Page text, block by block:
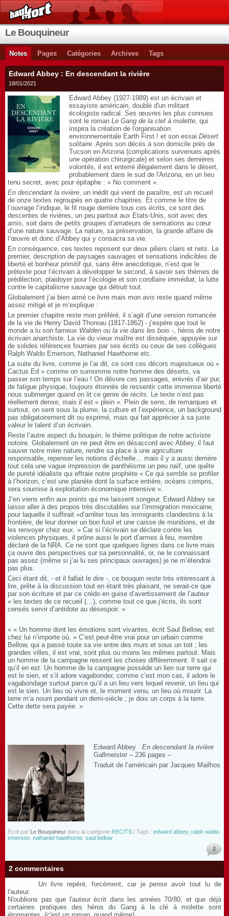
Le Bouquineur
Notes Pages Catégories Archives Tags
Edward Abbey : En descendant la rivière
18/01/2021
Edward Abbey (1927-1989) est un écrivain et
essayiste américain, doublé d'un militant
écologiste radical. Ses œuvres les plus connues
sont le romanLe Gang de la clef à molette, qui
inspira la création de l'organisation
environnementale Earth First ! et son essaiDésert
solitaire. Après son décès à son domicile près de
Tucson en Arizona (complications survenues après
une opération chirurgicale) et selon ses dernières
volontés, il est enterré illégalement dans le désert,
probablement dans le sud de l'Arizona, en un lieu
tenu secret, avec pour épitaphe : « No comment ».
En descendant la rivière, un inédit qui vient de paraître, est un recueil
de onze textes regroupés en quatre chapitres. Et comme le titre de
l’ouvrage l’indique, le fil rouge derrière tous ces écrits, ce sont des
descentes de rivières, un peu partout aux Etats-Unis, soit avec des
amis, soit dans de petits groupes d’amateurs de sensations au cœur
d’une nature sauvage. La nature, sa préservation, la grande affaire de
l’œuvre et donc d’Abbey qui y consacra sa vie.
En conséquence, ces textes reposent sur deux piliers clairs et nets. Le
premier, description de paysages sauvages et sensations indicibles de
liberté et bonheur primitif qui, sans être anecdotique, n’est que le
prétexte pour l’écrivain à développer le second, à savoir ses thèmes de
prédilection, plaidoyer pour l’écologie et son corollaire immédiat, la lutte
contre le capitalisme sauvage qui détruit tout.
Globalement j’ai bien aimé ce livre mais mon avis reste quand même
assez mitigé et je m’explique :
Le premier chapitre reste mon préféré, il s’agit d’une version romancée
de la vie de Henry David Thoreau (1817-1862) - j’espère que tout le
monde a lu son fameux Walden ou la vie dans les bois -, héros de notre
écrivain anarchiste. La vie du vieux maître est disséquée, appuyée sur
de solides références fournies par ses écrits ou ceux de ses collègues
Ralph Waldo Emerson, Nathaniel Hawthorne etc.
La suite du livre, comme je l’ai dit, ce sont ces décors majestueux où «
Cactus Ed » comme on surnomme notre homme des déserts, va
passer son temps sur l’eau ! On dévore ces passages, enivrés d’air pur,
de fatigue physique, toujours étonnés de ressentir cette immense liberté
nous submerger quand on lit ce genre de récits. Le texte n’est pas
réellement dense, mais il est « plein ». Plein de sens, de remarques et
surtout, on sent sous la plume, la culture et l’expérience, un background
pas obligatoirement dit ou exprimé, mais qui fait apprécier à sa juste
valeur le talent d’un écrivain.
Reste l’autre aspect du bouquin, le thème politique de notre activiste
notoire. Globalement on ne peut être en désaccord avec Abbey, il faut
sauver notre mère nature, rendre sa place à une agriculture
responsable, repenser les notions d’échelle… mais il y a aussi derrière
tout cela une vague impression de panthéisme un peu naïf, une quête
de pureté idéaliste qui effraie notre prophète « Ce qui semble se profiler
à l’horizon, c’est une planète dont la surface entière, océans compris,
sera soumise à exploitation économique intensive ».
J’en viens enfin aux points qui me laissent songeur, Edward Abbey se
laisse aller à des propos très discutables sur l’immigration mexicaine,
pour laquelle il suffirait «d’arrêter tous les immigrants clandestins à la
frontière, de leur donner un bon fusil et une caisse de munitions, et de
les renvoyer chez eux. » Car si l’écrivain se déclare contre les
violences physiques, il prône aussi le port d’armes à feu, membre
déclaré de la NRA. Ce ne sont que quelques lignes dans ce livre mais
ça ouvre des perspectives sur sa personnalité, or, ne le connaissant
pas assez (même si j’ai lu ses principaux ouvrages) je ne m’étendrai
pas plus.
Ceci étant dit, - et il fallait le dire -, ce bouquin reste très intéressant à
lire, prête à la discussion tout en étant très plaisant, ne serait-ce que
par son écriture et par ce crédo en guise d’avertissement de l’auteur
« les textes de ce recueil (…), comme tout ce que j’écris, ils sont
censés servir d’antidote au désespoir. »
« « Un homme dont les émotions sont vivantes, écrit Saul Bellow, est
chez lui n’importe où. » C’est peut-être vrai pour un urbain comme
Bellow, qui a passé toute sa vie entre des murs et sous un toit ; les
grandes villes, il est vrai, sont plus ou moins les mêmes partout. Mais
un homme de la campagne ressent les choses différemment. Il sait ce
qu’il en est. Un homme de la campagne possède un lien sur terre qui
est le sien, et s’il adore vagabonder, comme c’est mon cas, il adore le
vagabondage surtout parce qu’il a un lieu vers lequel revenir, un lieu qui
est le sien. Un lieu où vivre et, le moment venu, un lieu où mourir. La
terre m’a nourri pendant un demi-siècle ; je dois un corps à la terre.
Cette dette sera payée. »
Edward AbbeyEn descendant la rivière
Gallmeister – 236 pages –
Traduit de l’américain par Jacques Mailhos
Écrit par Le Bouquineur dans la catégorie RECITS | Tags : edward abbey, ralph waldo
emerson nathaniel hawthorne saul bellow
2
2 commentaires
Un livre repéré, forcément, car je pense avoir tout lu de
l'auteur.
N'oublions pas que l'auteur écrit dans les années 70/80, et que déjà
certaines pratiques des héros du Gang à la clé à molette sont